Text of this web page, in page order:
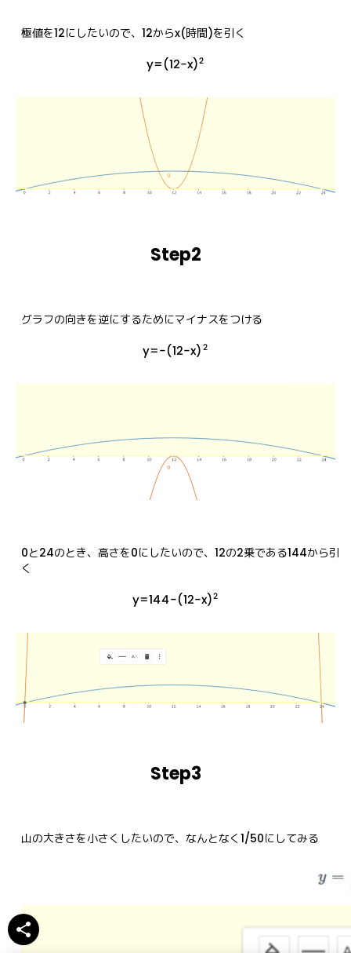
極値を12にしたいので、12からx(時間)を引く
y=(12−x)2
Step2
グラフの向きを逆にするためにマイナスをつける
y=−(12−x)2
0と24のとき、高さを0にしたいので、12の2乗である144から引
く
y=144−(12−x)2
Step3
share